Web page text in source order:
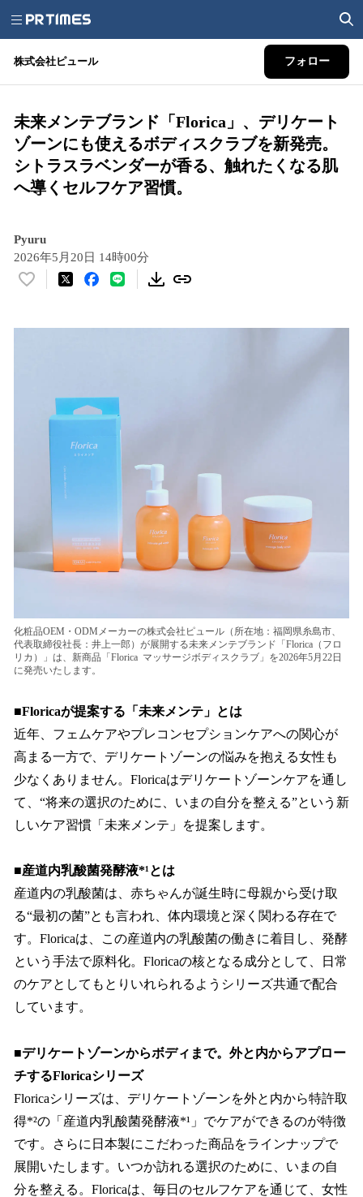
株式会社ピュール フォロー
未来メンテブランド「Florica」、デリケート
ゾーンにも使えるボディスクラブを新発売。
シトラスラベンダーが香る、触れたくなる肌
へ導くセルフケア習慣。
Pyuru
2026年5月20日 14時00分
い
化粧品OEM・ODMメーカーの株式会社ピュール（所在地：福岡県糸島市、
代表取締役社長：井上一郎）が展開する未来メンテブランド「Florica（フロ
リカ）」は、新商品「Florica マッサージボディスクラブ」を2026年5月22日
に発売いたします。
■Floricaが提案する「未来メンテ」とは
近年、フェムケアやプレコンセプションケアへの関心が
高まる一方で、デリケートゾーンの悩みを抱える女性も
少なくありません。Floricaはデリケートゾーンケアを通し
て、“将来の選択のために、いまの自分を整える”という新
しいケア習慣「未来メンテ」を提案します。
■産道内乳酸菌発酵液*¹とは
産道内の乳酸菌は、赤ちゃんが誕生時に母親から受け取
る“最初の菌”とも言われ、体内環境と深く関わる存在で
す。Floricaは、この産道内の乳酸菌の働きに着目し、発酵
という手法で原料化。Floricaの核となる成分として、日常
のケアとしてもとりいれられるようシリーズ共通で配合
しています。
■デリケートゾーンからボディまで。外と内からアプロー
チするFloricaシリーズ
Floricaシリーズは、デリケートゾーンを外と内から特許取
得*²の「産道内乳酸菌発酵液*¹」でケアができるのが特徴
です。さらに日本製にこだわった商品をラインナップで
展開いたします。いつか訪れる選択のために、いまの自
分を整える。Floricaは、毎日のセルフケアを通じて、女性